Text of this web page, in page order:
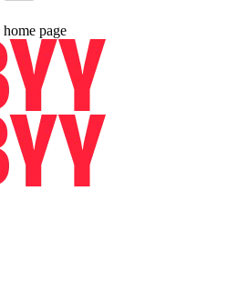
home page